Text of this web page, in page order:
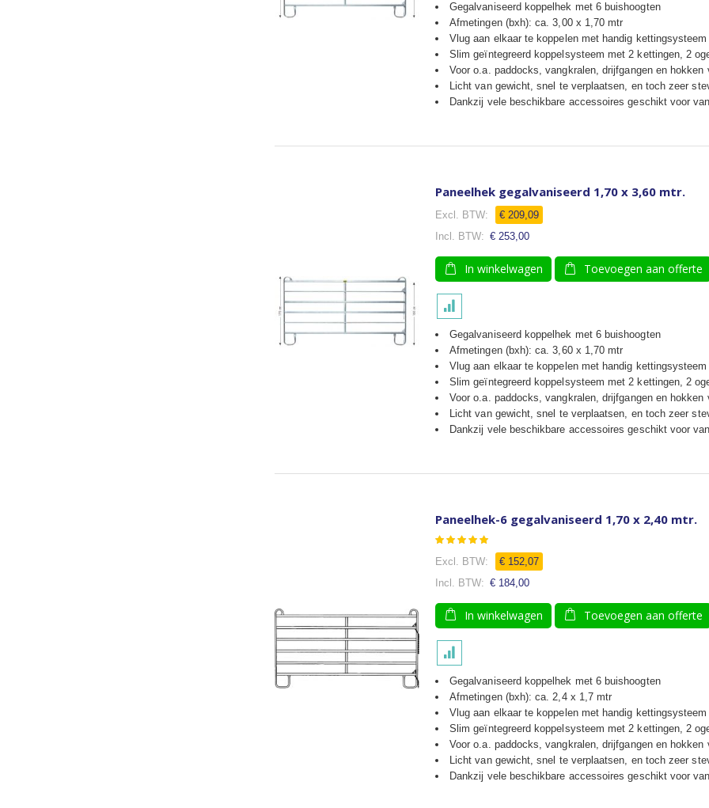
Gegalvaniseerd koppelhek met 6 buishoogten
Afmetingen (bxh): ca. 3,00 x 1,70 mtr
Vlug aan elkaar te koppelen met handig kettingsysteem
Slim geïntegreerd koppelsysteem met 2 kettingen, 2
Voor o.a. paddocks, vangkralen, drijfgangen en hokken
Licht van gewicht, snel te verplaatsen, en toch zeer
Dankzij vele beschikbare accessoires geschikt voor
Paneelhek gegalvaniseerd 1,70 x 3,60 mtr.
€ 209,09
€ 253,00
In winkelwagen Toevoegen aan offerte
Gegalvaniseerd koppelhek met 6 buishoogten
Afmetingen (bxh): ca. 3,60 x 1,70 mtr
Vlug aan elkaar te koppelen met handig kettingsysteem
Slim geïntegreerd koppelsysteem met 2 kettingen, 2
Voor o.a. paddocks, vangkralen, drijfgangen en hokken
Licht van gewicht, snel te verplaatsen, en toch zeer
Dankzij vele beschikbare accessoires geschikt voor
Paneelhek-6 gegalvaniseerd 1,70 x 2,40 mtr.
Waardering:
100
100
€ 152,07
€ 184,00
In winkelwagen Toevoegen aan offerte
Gegalvaniseerd koppelhek met 6 buishoogten
Afmetingen (bxh): ca. 2,4 x 1,7 mtr
Vlug aan elkaar te koppelen met handig kettingsysteem
Slim geïntegreerd koppelsysteem met 2 kettingen, 2
Voor o.a. paddocks, vangkralen, drijfgangen en hokken
Licht van gewicht, snel te verplaatsen, en toch zeer
Dankzij vele beschikbare accessoires geschikt voor